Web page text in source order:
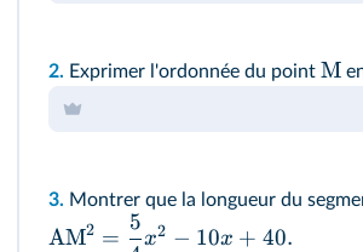
2. Exprimer l'ordonnée du point M
3. Montrer que la longueur du
AM2 =
5
x2 − 10x + 40.